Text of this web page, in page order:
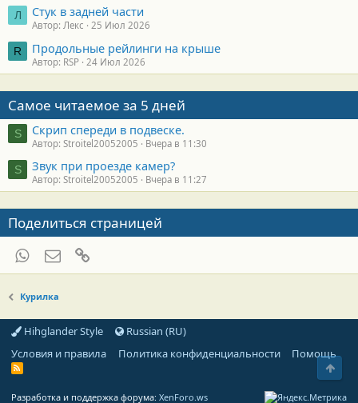
Л Стук в задней части
Автор: Лекс 25 Июл 2026
R Продольные рейлинги на крыше
Автор: RSP 24 Июл 2026
Самое читаемое за 5 дней
S Скрип спереди в подвеске.
Автор: Stroitel20052005 Вчера в 11:30
S Звук при проезде камер?
Автор: Stroitel20052005 Вчера в 11:27
Поделиться страницей
WhatsAppЭлектронная почта
Курилка
Hihglander Style
Russian (RU)
Условия и правила
Политика конфиденциальности Помощь
R
Разработка и поддержка форума: XenForo.ws